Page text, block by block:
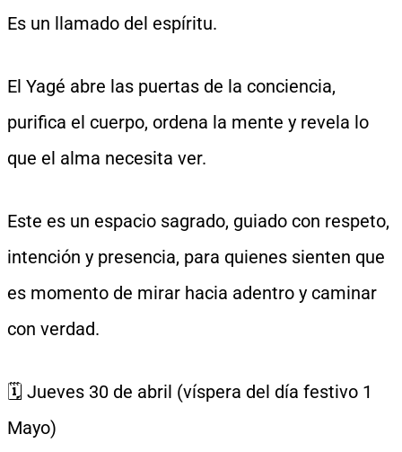
Es un llamado del espíritu.
El Yagé abre las puertas de la conciencia,
purifica el cuerpo, ordena la mente y revela lo
que el alma necesita ver.
Este es un espacio sagrado, guiado con respeto,
intención y presencia, para quienes sienten que
es momento de mirar hacia adentro y caminar
con verdad.
🗓 Jueves 30 de abril (víspera del día festivo 1
Mayo)